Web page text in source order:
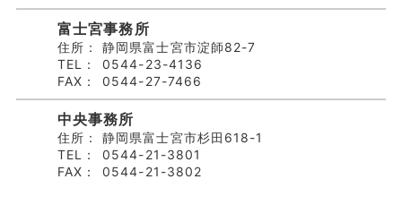
富士宮事務所
住所：
静岡県富士宮市淀師82-7
TEL：
0544-23-4136
FAX：
0544-27-7466
中央事務所
住所：
静岡県富士宮市杉田618-1
TEL：
0544-21-3801
FAX：
0544-21-3802